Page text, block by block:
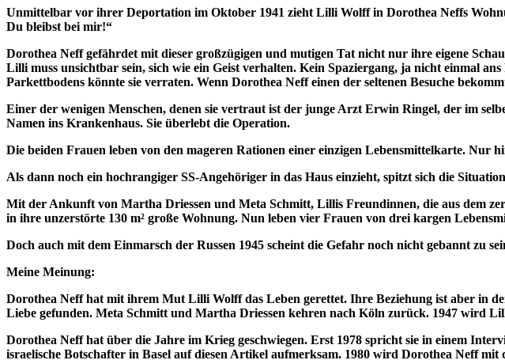
Unmittelbar vor ihrer Deportation im Oktober 1941 zieht Lilli Wolff in Dorothea Neffs
Du bleibst bei mir!“
Dorothea Neff gefährdet mit dieser großzügigen und mutigen Tat nicht nur ihre eigene
Lilli muss unsichtbar sein, sich wie ein Geist verhalten. Kein Spaziergang, ja nicht einmal
Parkettbodens könnte sie verraten. Wenn Dorothea Neff einen der seltenen Besuche
Einer der wenigen Menschen, denen sie vertraut ist der junge Arzt Erwin Ringel, der im
Namen ins Krankenhaus. Sie überlebt die Operation.
Die beiden Frauen leben von den mageren Rationen einer einzigen Lebensmittelkarte. Nur
Als dann noch ein hochrangiger SS-Angehöriger in das Haus einzieht, spitzt sich die
Mit der Ankunft von Martha Driessen und Meta Schmitt, Lillis Freundinnen, die aus dem
in ihre unzerstörte 130 m² große Wohnung. Nun leben vier Frauen von drei kargen
Doch auch mit dem Einmarsch der Russen 1945 scheint die Gefahr noch nicht gebannt zu
Meine Meinung:
Dorothea Neff hat mit ihrem Mut Lilli Wolff das Leben gerettet. Ihre Beziehung ist aber in
Liebe gefunden. Meta Schmitt und Martha Driessen kehren nach Köln zurück. 1947 wird
Dorothea Neff hat über die Jahre im Krieg geschwiegen. Erst 1978 spricht sie in einem
israelische Botschafter in Basel auf diesen Artikel aufmerksam. 1980 wird Dorothea Neff